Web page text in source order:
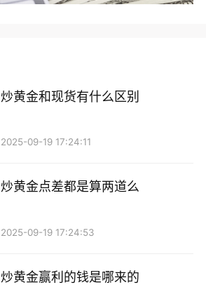
炒黄金和现货有什么区别
2025-09-19 17:24:11
炒黄金点差都是算两道么
2025-09-19 17:24:53
炒黄金赢利的钱是哪来的